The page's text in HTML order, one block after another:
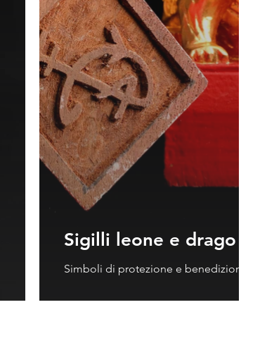
Sigilli leone e drago |
Simboli di protezione e benedizioni